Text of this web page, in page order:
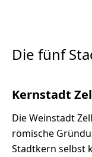
Die fünf
Kernstadt
Die Weinstadt
römische
Stadtkern selbst